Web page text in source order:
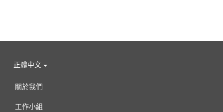
正體中文
關於我們
工作小組